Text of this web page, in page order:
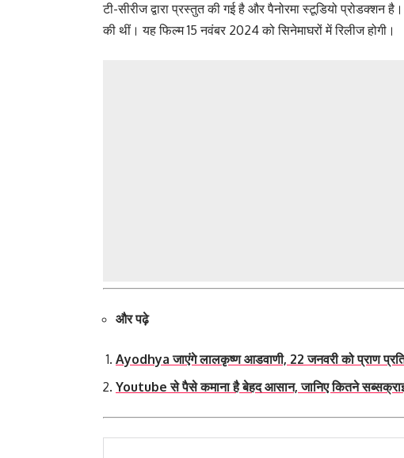
टी-सीरीज द्वारा प्रस्तुत की गई है और पैनोरमा स्टूडियो प्रोडक्शन
की थीं। यह फिल्म 15 नवंबर 2024 को सिनेमाघरों में रिलीज होगी।
और पढ़े
Ayodhya जाएंगे लालकृष्ण आडवाणी, 22 जनवरी को प्राण
Youtube से पैसे कमाना है बेहद आसान, जानिए कितने